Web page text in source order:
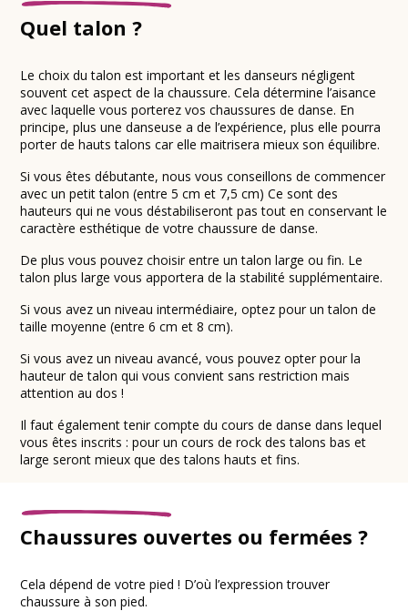
Quel talon ?
Le choix du talon est important et les danseurs négligent
souvent cet aspect de la chaussure. Cela détermine l’aisance
avec laquelle vous porterez vos chaussures de danse. En
principe, plus une danseuse a de l’expérience, plus elle pourra
porter de hauts talons car elle maitrisera mieux son équilibre.
Si vous êtes débutante, nous vous conseillons de commencer
avec un petit talon (entre 5 cm et 7,5 cm) Ce sont des
hauteurs qui ne vous déstabiliseront pas tout en conservant le
caractère esthétique de votre chaussure de danse.
De plus vous pouvez choisir entre un talon large ou fin. Le
talon plus large vous apportera de la stabilité supplémentaire.
Si vous avez un niveau intermédiaire, optez pour un talon de
taille moyenne (entre 6 cm et 8 cm).
Si vous avez un niveau avancé, vous pouvez opter pour la
hauteur de talon qui vous convient sans restriction mais
attention au dos !
Il faut également tenir compte du cours de danse dans lequel
vous êtes inscrits : pour un cours de rock des talons bas et
large seront mieux que des talons hauts et fins.
Chaussures ouvertes ou fermées ?
Cela dépend de votre pied ! D’où l’expression trouver
chaussure à son pied.